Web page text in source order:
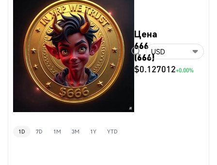
Цена
666
(666)
$0.127012+0.00%
USD
1D 7D 1M 3M 1Y YTD